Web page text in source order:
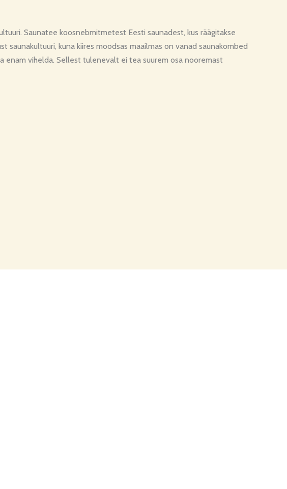
Saunatee koosnebmitmetest Eesti saunadest, kus räägitakse
kuna kiires moodsas maailmas on vanad saunakombed
enam vihelda. Sellest tulenevalt ei tea suurem osa nooremast